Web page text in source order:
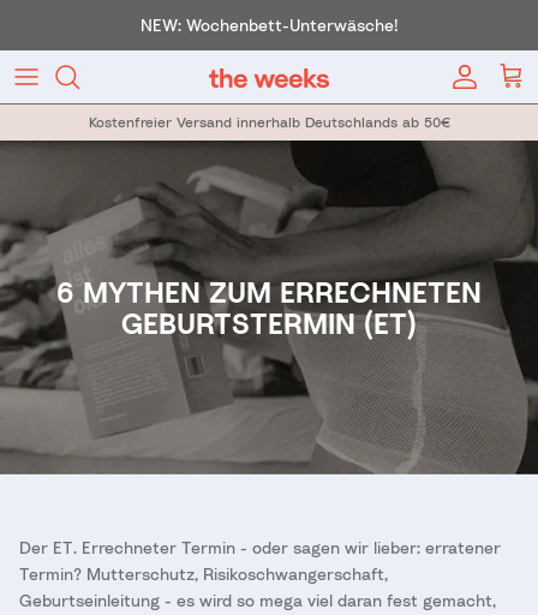
NEW: Wochenbett-Unterwäsche!
Konto
Kostenfreier Versand innerhalb Deutschlands ab 50€
6 MYTHEN ZUM ERRECHNETEN
GEBURTSTERMIN (ET)
Der ET. Errechneter Termin - oder sagen wir lieber: erratener
Termin? Mutterschutz, Risikoschwangerschaft,
Geburtseinleitung - es wird so mega viel daran fest gemacht,